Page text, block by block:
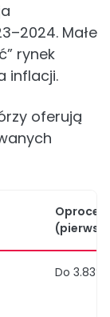
Małe
rynek
inflacji.
oferują
Do 3.83%